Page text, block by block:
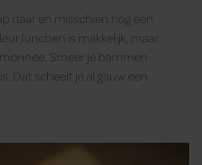
daar en misschien nog een
lunchen is makkelijk, maar
Smeer je bammen
Dat scheelt je al gauw een